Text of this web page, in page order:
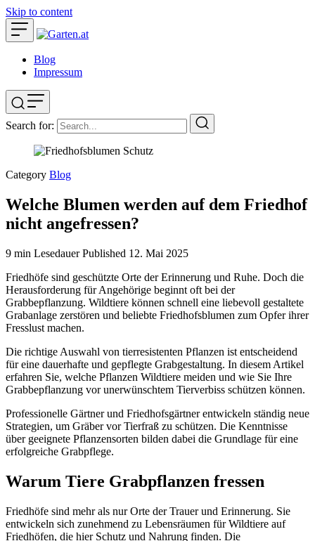
Skip to content
Blog
Impressum
Search for:
Category Blog
Welche Blumen werden auf dem Friedhof
nicht angefressen?
9 min LesedauerPublished 12. Mai 2025
Friedhöfe sind geschützte Orte der Erinnerung und Ruhe. Doch die
Herausforderung für Angehörige beginnt oft bei der
Grabbepflanzung. Wildtiere können schnell eine liebevoll gestaltete
Grabanlage zerstören und beliebte Friedhofsblumen zum Opfer ihrer
Fresslust machen.
Die richtige Auswahl von tierresistenten Pflanzen ist entscheidend
für eine dauerhafte und gepflegte Grabgestaltung. In diesem Artikel
erfahren Sie, welche Pflanzen Wildtiere meiden und wie Sie Ihre
Grabbepflanzung vor unerwünschtem Tierverbiss schützen können.
Professionelle Gärtner und Friedhofsgärtner entwickeln ständig neue
Strategien, um Gräber vor Tierfraß zu schützen. Die Kenntnisse
über geeignete Pflanzensorten bilden dabei die Grundlage für eine
erfolgreiche Grabpflege.
Warum Tiere Grabpflanzen fressen
Friedhöfe sind mehr als nur Orte der Trauer und Erinnerung. Sie
entwickeln sich zunehmend zu Lebensräumen für Wildtiere auf
Friedhöfen, die hier Schutz und Nahrung finden. Die